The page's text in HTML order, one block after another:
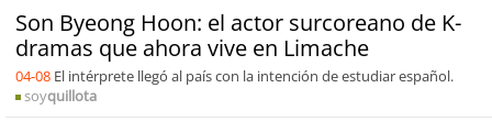
Son Byeong Hoon: el actor surcoreano de K-
dramas que ahora vive en Limache
04-08 El intérprete llegó al país con la intención de estudiar español.
soyquillota